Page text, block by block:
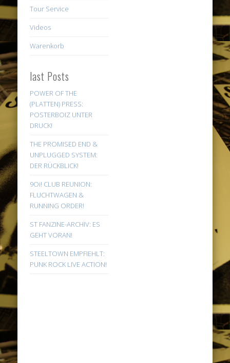
Tour Service
Videos
Warenkorb
last Posts
POWER OF THE
(PLATTEN) PRESS:
POSTERBOIZ UNTER
DRUCK!
THE PROMISED END &
UNPLUGGED SYSTEM:
DER RÜCKBLICK!
9Oi! CLUB REUNION:
FLUCHTWAGEN &
RUNNING ORDER!
ST FANZINE-ARCHIV: ES
GEHT VORAN!
STEELTOWN EMPFIEHLT:
PUNK ROCK LIVE ACTION!